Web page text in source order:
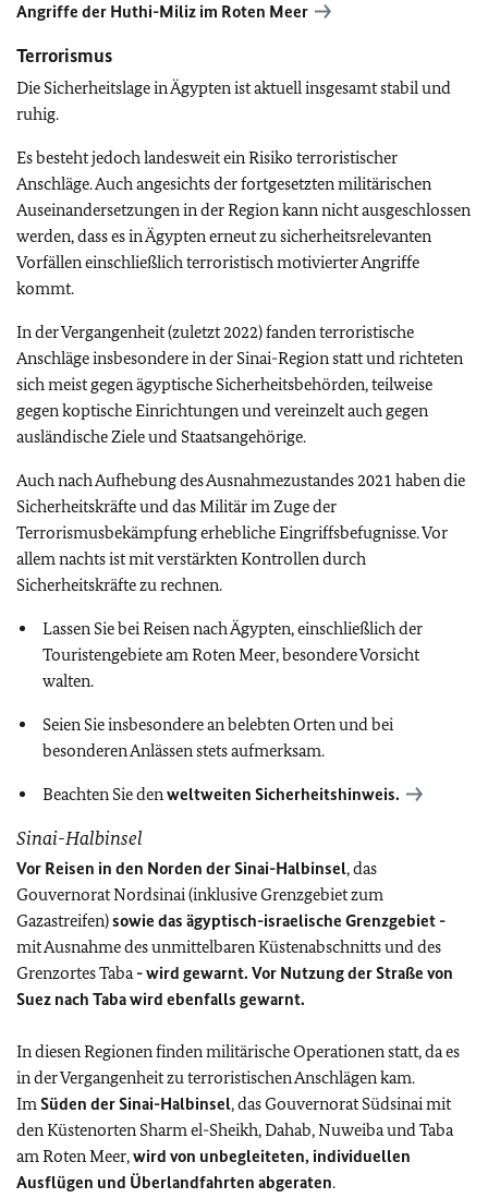
Angriffe der Huthi-Miliz im Roten Meer
Terrorismus
Die Sicherheitslage in Ägypten ist aktuell insgesamt stabil und
ruhig.
Es besteht jedoch landesweit ein Risiko terroristischer
Anschläge. Auch angesichts der fortgesetzten militärischen
Auseinandersetzungen in der Region kann nicht ausgeschlossen
werden, dass es in Ägypten erneut zu sicherheitsrelevanten
Vorfällen einschließlich terroristisch motivierter Angriffe
kommt.
In der Vergangenheit (zuletzt 2022) fanden terroristische
Anschläge insbesondere in der Sinai-Region statt und richteten
sich meist gegen ägyptische Sicherheitsbehörden, teilweise
gegen koptische Einrichtungen und vereinzelt auch gegen
ausländische Ziele und Staatsangehörige.
Auch nach Aufhebung des Ausnahmezustandes 2021 haben die
Sicherheitskräfte und das Militär im Zuge der
Terrorismusbekämpfung erhebliche Eingriffsbefugnisse. Vor
allem nachts ist mit verstärkten Kontrollen durch
Sicherheitskräfte zu rechnen.
Lassen Sie bei Reisen nach Ägypten, einschließlich der
Touristengebiete am Roten Meer, besondere Vorsicht
walten.
Seien Sie insbesondere an belebten Orten und bei
besonderen Anlässen stets aufmerksam.
Beachten Sie denweltweiten Sicherheitshinweis.
Sinai-Halbinsel
Vor Reisen in den Norden der Sinai-Halbinsel, das
Gouvernorat Nordsinai (inklusive Grenzgebiet zum
Gazastreifen)sowie das ägyptisch-israelische Grenzgebiet -
mit Ausnahme des unmittelbaren Küstenabschnitts und des
Grenzortes Taba- wird gewarnt. Vor Nutzung der Straße von
Suez nach Taba wird ebenfalls gewarnt.
In diesen Regionen finden militärische Operationen statt, da es
in der Vergangenheit zu terroristischen Anschlägen kam.
ImSüden der Sinai-Halbinsel, das Gouvernorat Südsinai mit
den Küstenorten Sharm el-Sheikh, Dahab, Nuweiba und Taba
am Roten Meer,wird von unbegleiteten, individuellen
Ausflügen und Überlandfahrten abgeraten.